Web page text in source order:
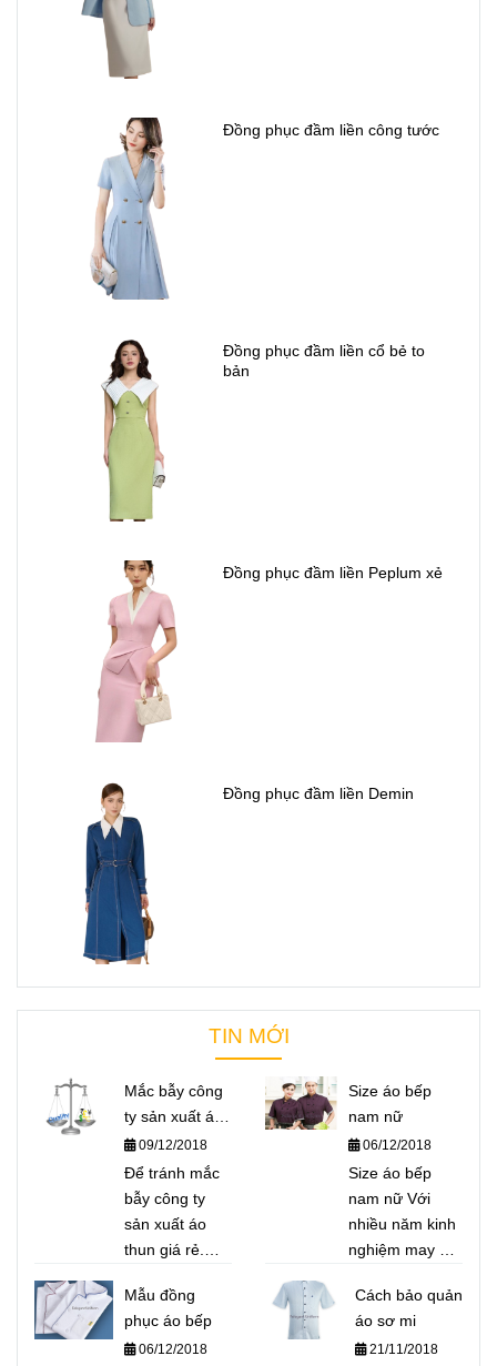
Đồng phục đầm liền công tước
Đồng phục đầm liền cổ bẻ to
bản
Đồng phục đầm liền Peplum xẻ
Đồng phục đầm liền Demin
TIN MỚI
Mắc bẫy công
ty sản xuất áo
thun giá rẻ
09/12/2018
Để tránh mắc
bẫy công ty
sản xuất áo
thun giá rẻ.
giới thiệu đến
quý khách một
số bí quyết để
Size áo bếp
nam nữ
06/12/2018
Size áo bếp
nam nữ Với
nhiều năm kinh
nghiệm may áo
hàng Nhật, nhà
hàng Việt, các
trường hướng
Mẫu đồng
phục áo bếp
06/12/2018
Cách bảo quản
áo sơ mi
21/11/2018